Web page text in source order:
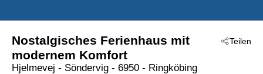
Teilen
Nostalgisches Ferienhaus mit
modernem Komfort
Hjelmevej - Söndervig - 6950 - Ringköbing